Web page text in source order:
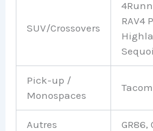
SUV/Crossovers
RAV4
Pick-up /
Monospaces
Autres GR86,